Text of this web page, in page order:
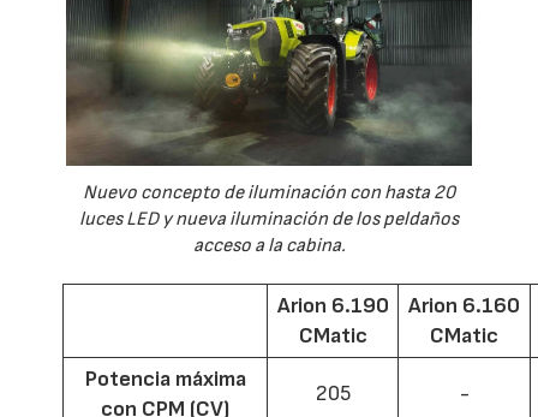
Nuevo concepto de iluminación con hasta 20
luces LED y nueva iluminación de los peldaños
acceso a la cabina.
Arion 6.190
CMatic
Arion 6.160
CMatic
Potencia máxima
con CPM (CV)
205 -